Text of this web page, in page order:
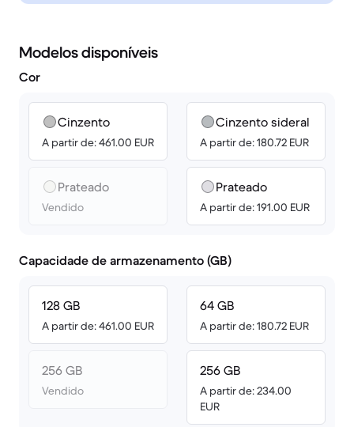
Modelos disponíveis
Cor
Cinzento
A partir de: 461.00 EUR
Prateado
Vendido
Cinzento sideral
A partir de: 180.72 EUR
Prateado
A partir de: 191.00 EUR
Capacidade de armazenamento (GB)
128 GB
A partir de: 461.00 EUR
256 GB
Vendido
64 GB
A partir de: 180.72 EUR
256 GB
A partir de: 234.00
EUR